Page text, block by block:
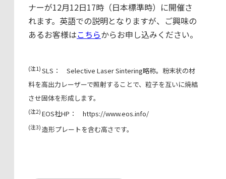
ナーが12月12日17時（日本標準時）に開催さ
れます。英語での説明となりますが、ご興味の
あるお客様はこちらからお申し込みください。
(注1)SLS： Selective Laser Sintering略称。粉末状の材
料を高出力レーザーで照射することで、粒子を互いに焼結
させ固体を形成します。
(注2)EOS社HP： https://www.eos.info/
(注3)造形プレートを含む高さです。